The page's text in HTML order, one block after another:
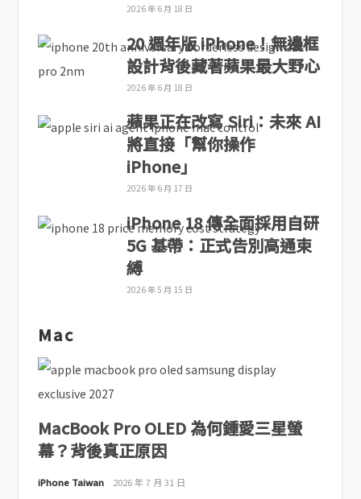
2026 年 6 月 18 日
20 週年版 iPhone！無邊框
設計背後藏著蘋果最大野心
2026 年 6 月 18 日
蘋果正在改寫 Siri：未來 AI
將直接「幫你操作
iPhone」
2026 年 6 月 17 日
iPhone 18 傳全面採用自研
5G 基帶：正式告別高通束
縛
2026 年 5 月 15 日
Mac
MacBook Pro OLED 為何鍾愛三星螢
幕？背後真正原因
iPhone Taiwan 2026 年 7 月 31 日